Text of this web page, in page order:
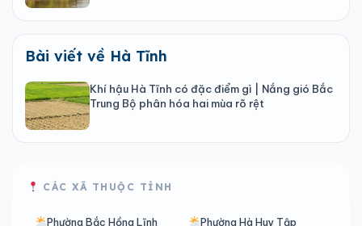
Bài viết về Hà Tĩnh
Khí hậu Hà Tĩnh có đặc điểm gì | Nắng gió Bắc
Trung Bộ phân hóa hai mùa rõ rệt
CÁC XÃ THUỘC TỈNH
Phường Bắc Hồng Lĩnh Phường Hà Huy Tập